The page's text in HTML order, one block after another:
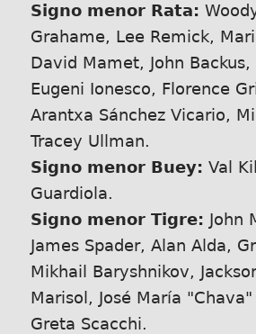
Signo menor Rata:
Grahame, Lee Remick,
David Mamet, John
Eugeni Ionesco, Florence
Arantxa Sánchez Vicario,
Tracey Ullman.
Signo menor Buey: Val
Guardiola.
Signo menor Tigre: John
James Spader, Alan Alda,
Mikhail Baryshnikov,
Marisol, José María
Chava
Greta Scacchi.